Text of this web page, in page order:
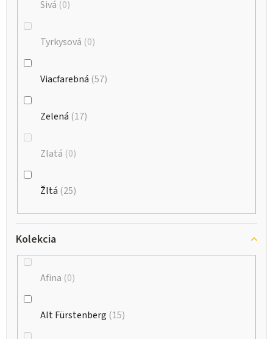
Sivá 0
Tyrkysová 0
Viacfarebná 57
Zelená 17
Zlatá 0
Žltá 25
Kolekcia
Afina 0
Alt Fürstenberg 15